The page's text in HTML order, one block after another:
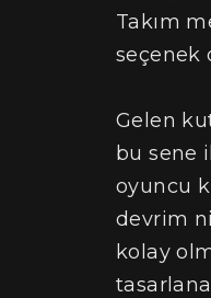
Takım
seçenek
Gelen
bu sene
oyuncu
devrim
kolay